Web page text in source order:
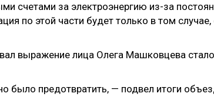
счетами за электроэнергию из-за
по этой части будет только в том
было предотвратить, — подвел итоги